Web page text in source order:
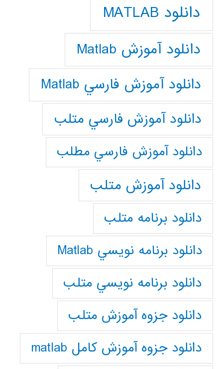
دانلود MATLAB
دانلود آموزش Matlab
دانلود آموزش فارسي Matlab
دانلود آموزش فارسي متلب
دانلود آموزش فارسي مطلب
دانلود آموزش متلب
دانلود برنامه متلب
دانلود برنامه نويسي Matlab
دانلود برنامه نويسي متلب
دانلود جزوه آموزش متلب
دانلود جزوه آموزش کامل matlab